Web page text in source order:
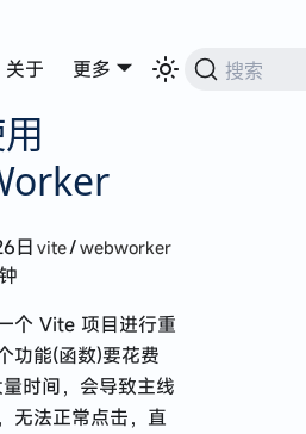
关于 更多 搜索
日 vite/webworker
个 Vite 项目进行重
功能(函数)要花费
时间，会导致主线
无法正常点击，直